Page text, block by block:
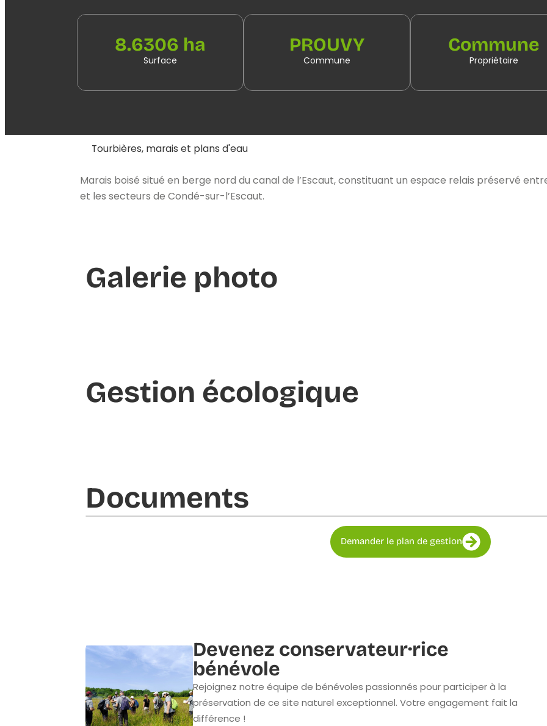
8.6306 ha
Surface
PROUVY
Commune
Commune
Propriétaire
Tourbières, marais et plans d'eau
Marais boisé situé en berge nord du canal de l’Escaut, constituant un espace relais préservé
et les secteurs de Condé-sur-l’Escaut.
Galerie photo
Gestion écologique
Documents​
Demander le plan de gestion
Devenez conservateur·rice
bénévole
Rejoignez notre équipe de bénévoles passionnés pour participer à la
préservation de ce site naturel exceptionnel. Votre engagement fait la
différence !